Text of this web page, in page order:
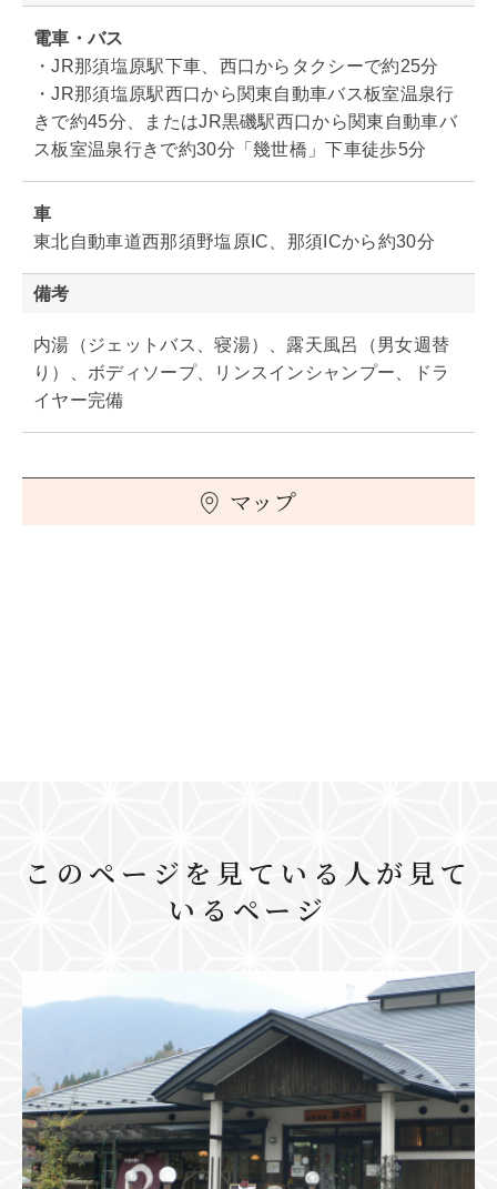
電車・バス
・JR那須塩原駅下車、西口からタクシーで約25分
・JR那須塩原駅西口から関東自動車バス板室温泉行
きで約45分、またはJR黒磯駅西口から関東自動車バ
ス板室温泉行きで約30分「幾世橋」下車徒歩5分
車
東北自動車道西那須野塩原IC、那須ICから約30分
備考
内湯（ジェットバス、寝湯）、露天風呂（男女週替
り）、ボディソープ、リンスインシャンプー、ドラ
イヤー完備
マップ
このページを見ている人が見て
いるページ